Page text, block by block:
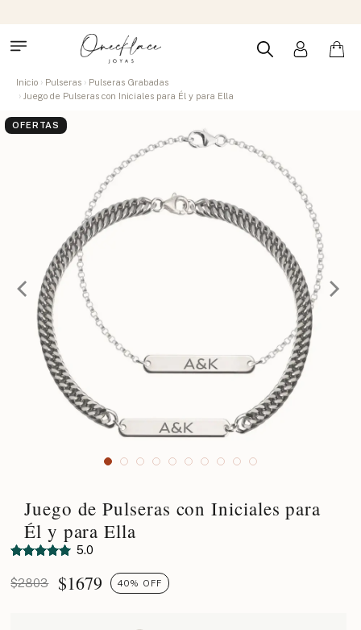
Inicio Pulseras
Pulseras Grabadas
Juego de Pulseras con Iniciales para Él y para Ella
OFERTAS
Juego de Pulseras con Iniciales para
Él y para Ella
5.0
$2803 $1679 40% OFF